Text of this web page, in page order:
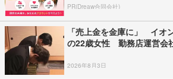
PR(Dreaw合同会社)
「売上金を金庫に」 イオ
の22歳女性 勤務店運営会
2026年8月3日